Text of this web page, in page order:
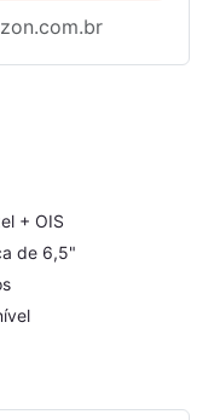
+ OIS
de 6,5"